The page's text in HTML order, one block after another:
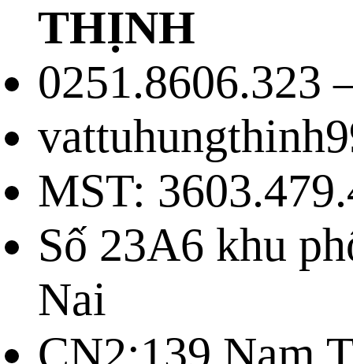
THỊNH
0251.8606.323
MST:
Số 23A6 khu
Nai
CN2:139 Nam